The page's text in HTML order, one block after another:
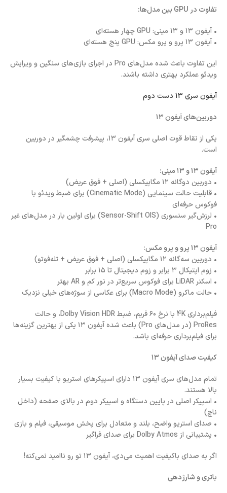
تفاوت در GPU بین مدل‌ها:
• آیفون ۱۳ و ۱۳ مینی: GPU چهار هسته‌ای
• آیفون ۱۳ پرو و پرو مکس: GPU پنج هسته‌ای
این تفاوت باعث شده مدل‌های Pro در اجرای بازی‌های سنگین و ویرایش
ویدئو عملکرد بهتری داشته باشند.
آیفون سری 13 دست دوم
دوربین‌های آیفون ۱۳
یکی از نقاط قوت اصلی سری آیفون ۱۳، پیشرفت چشمگیر در دوربین
است.
آیفون ۱۳ و ۱۳ مینی:
• دوربین دوگانه ۱۲ مگاپیکسلی (اصلی + فوق عریض)
• قابلیت حالت سینمایی (Cinematic Mode) برای ضبط ویدئو با
فوکوس حرفه‌ای
• لرزش‌گیر سنسوری (Sensor-Shift OIS) برای اولین بار در مدل‌های غیر
Pro
آیفون ۱۳ پرو و پرو مکس:
• دوربین سه‌گانه ۱۲ مگاپیکسلی (اصلی + فوق عریض + تله‌فوتو)
• زوم اپتیکال ۳ برابر و زوم دیجیتال تا ۱۵ برابر
• اسکنر LiDAR برای فوکوس سریع‌تر در نور کم و AR بهتر
• حالت ماکرو (Macro Mode) برای عکاسی از سوژه‌های خیلی نزدیک
فیلم‌برداری 4K با نرخ ۶۰ فریم، ضبط Dolby Vision HDR، و حالت
ProRes (در مدل‌های Pro) باعث شده آیفون ۱۳ یکی از بهترین گزینه‌ها
برای فیلم‌برداری حرفه‌ای باشد.
کیفیت صدای آیفون ۱۳
تمام مدل‌های سری آیفون ۱۳ دارای اسپیکرهای استریو با کیفیت بسیار
بالا هستند.
• اسپیکر اصلی در پایین دستگاه و اسپیکر دوم در بالای صفحه (داخل
ناچ)
• صدای استریو واضح، بلند و متعادل برای پخش موسیقی، فیلم و بازی
• پشتیبانی از Dolby Atmos برای صدای فراگیر
اگر به صدای باکیفیت اهمیت می‌دی، آیفون ۱۳ تو رو ناامید نمی‌کنه!
باتری و شارژدهی